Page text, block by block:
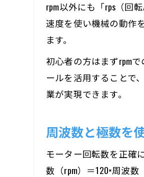
rpm以外にも「rps（回
速度を使い機械の動作
ます。
初心者の方はまずrpm
ールを活用することで
業が実現できます。
周波数と極数を
モーター回転数を正確
数（rpm）＝120×周波数